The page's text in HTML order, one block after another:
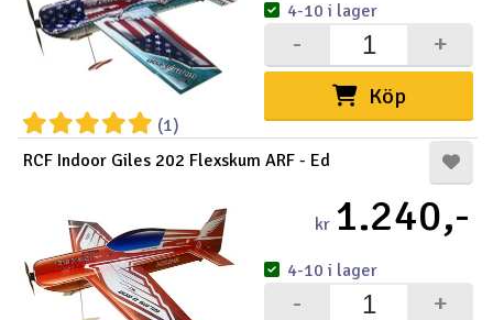
(1)
Köp
+
-
4-10 i lager
RCF Indoor Giles 202 Flexskum ARF - Ed
kr 1.240,-
+
-
4-10 i lager